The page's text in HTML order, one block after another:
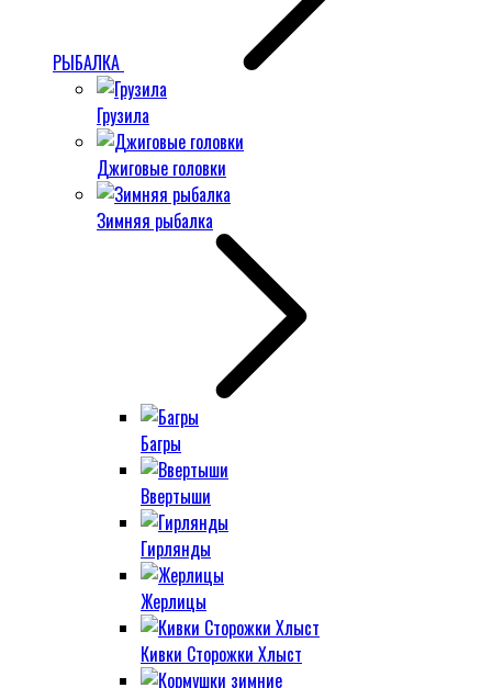
РЫБАЛКА
Грузила
Джиговые головки
Зимняя рыбалка
Багры
Ввертыши
Гирлянды
Жерлицы
Кивки Сторожки Хлыст